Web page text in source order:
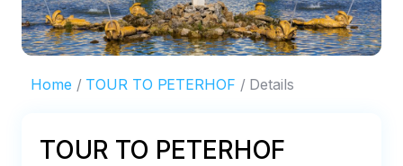
Home TOUR TO PETERHOF Details
TOUR TO PETERHOF